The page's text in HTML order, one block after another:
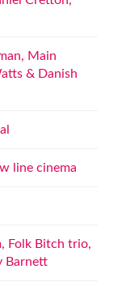
Main
& Danish
line cinema
Folk Bitch trio,
Barnett